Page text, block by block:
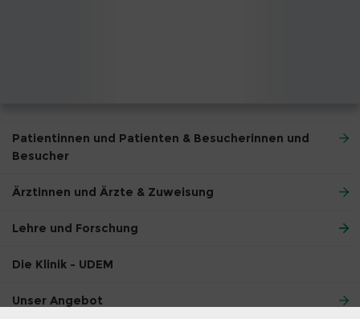
Patientinnen und Patienten & Besucherinnen und
Besucher
Ärztinnen und Ärzte & Zuweisung
Lehre und Forschung
Die Klinik - UDEM
Unser Angebot